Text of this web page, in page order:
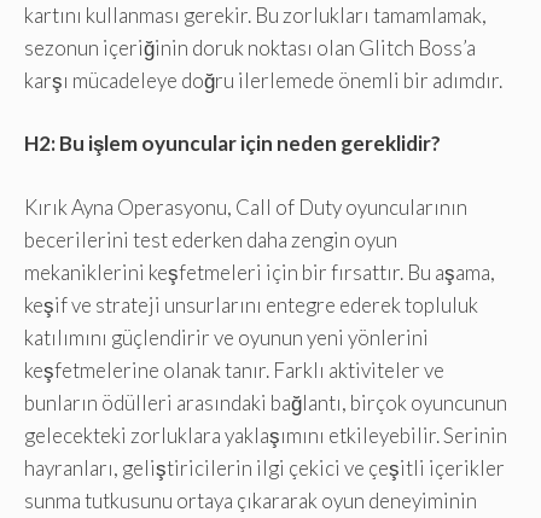
kartını kullanması gerekir. Bu zorlukları tamamlamak,
sezonun içeriğinin doruk noktası olan Glitch Boss’a
karşı mücadeleye doğru ilerlemede önemli bir adımdır.
H2: Bu işlem oyuncular için neden gereklidir?
Kırık Ayna Operasyonu, Call of Duty oyuncularının
becerilerini test ederken daha zengin oyun
mekaniklerini keşfetmeleri için bir fırsattır. Bu aşama,
keşif ve strateji unsurlarını entegre ederek topluluk
katılımını güçlendirir ve oyunun yeni yönlerini
keşfetmelerine olanak tanır. Farklı aktiviteler ve
bunların ödülleri arasındaki bağlantı, birçok oyuncunun
gelecekteki zorluklara yaklaşımını etkileyebilir. Serinin
hayranları, geliştiricilerin ilgi çekici ve çeşitli içerikler
sunma tutkusunu ortaya çıkararak oyun deneyiminin